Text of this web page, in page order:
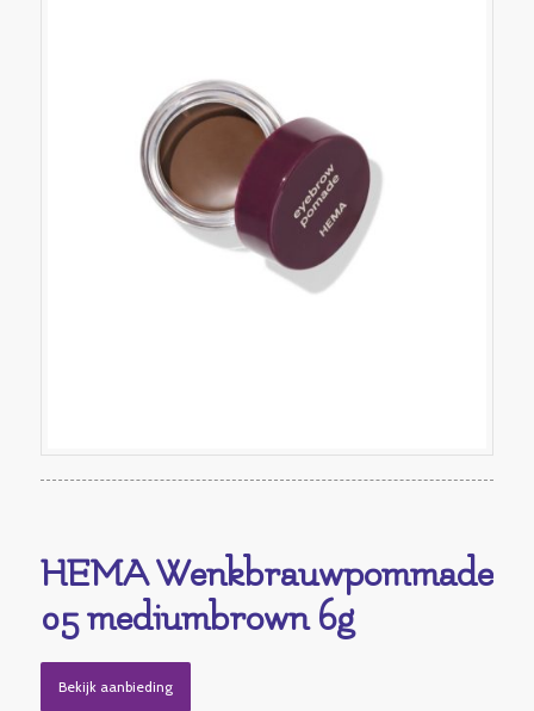
HEMA Wenkbrauwpommade
05 mediumbrown 6g
Bekijk aanbieding